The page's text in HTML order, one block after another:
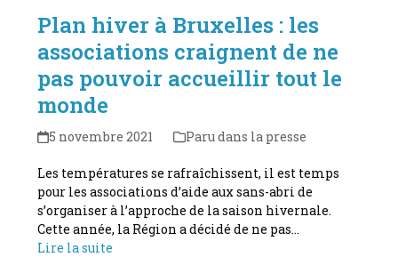
Plan hiver à Bruxelles : les
associations craignent de ne
pas pouvoir accueillir tout le
monde
5 novembre 2021 Paru dans la presse
Les températures se rafraîchissent, il est temps
pour les associations d’aide aux sans-abri de
s’organiser à l’approche de la saison hivernale.
Cette année, la Région a décidé de ne pas…
Lire la suite